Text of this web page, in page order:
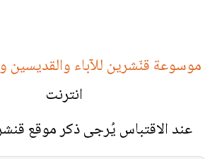
موسوعة قنّشرين للآباء والقديسين
انترنت
عند الاقتباس يُرجى ذكر موقع